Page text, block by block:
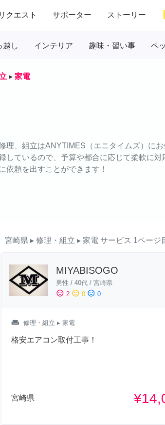
リクエスト サポーター ストーリー
越し インテリア 趣味・習い事 ペ
▸ 家電
理、組立はANYTIMES（エニタイムズ）にお
しているので、予算や都合に応じて柔軟に対
依頼を出すことができます！
宮崎県 ▸ 修理・組立 ▸ 家電 サービス 1ページ
MIYABISOGO
男性 / 40代 / 宮崎県
sentiment_satisfied 2 sentiment_neutral 0 sentiment_dissatisfied 0
weekend 修理・組立 ▸ 家電
格安エアコン取付工事！
宮崎県